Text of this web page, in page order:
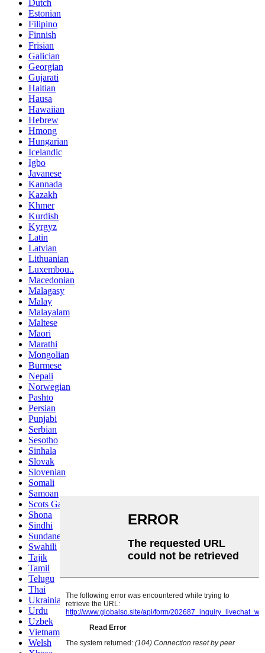
Dutch
Estonian
Filipino
Finnish
Frisian
Galician
Georgian
Gujarati
Haitian
Hausa
Hawaiian
Hebrew
Hmong
Hungarian
Icelandic
Igbo
Javanese
Kannada
Kazakh
Khmer
Kurdish
Kyrgyz
Latin
Latvian
Lithuanian
Luxembou..
Macedonian
Malagasy
Malay
Malayalam
Maltese
Maori
Marathi
Mongolian
Burmese
Nepali
Norwegian
Pashto
Persian
Punjabi
Serbian
Sesotho
Sinhala
Slovak
Slovenian
Somali
Samoan
Scots Gaelic
Shona
Sindhi
Sundanese
Swahili
Tajik
Tamil
Telugu
Thai
Ukrainian
Urdu
Uzbek
Vietnamese
Welsh